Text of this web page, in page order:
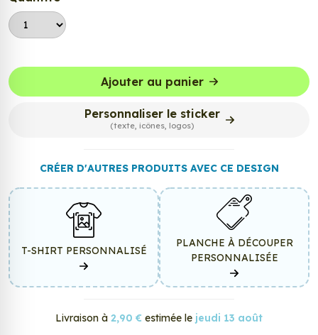
Ajouter au panier
Personnaliser le sticker
(texte, icônes, logos)
CRÉER D'AUTRES PRODUITS AVEC CE DESIGN
T-SHIRT PERSONNALISÉ
PLANCHE À DÉCOUPER
PERSONNALISÉE
Livraison à 2,90 € estimée le jeudi 13 août